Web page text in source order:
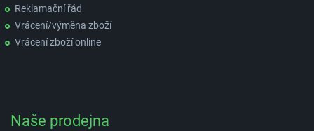
Reklamační řád
Vrácení/výměna zboží
Vrácení zboží online
Naše prodejna